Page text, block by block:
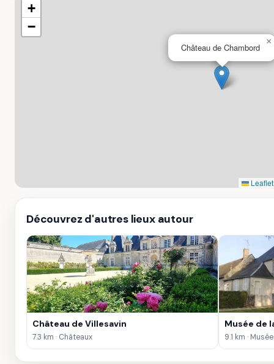
Château de Chambord
×
+
−
Leaflet
Découvrez d'autres lieux autour
Château de Villesavin
7.3 km · Châteaux
Musée de
9.1 km ·